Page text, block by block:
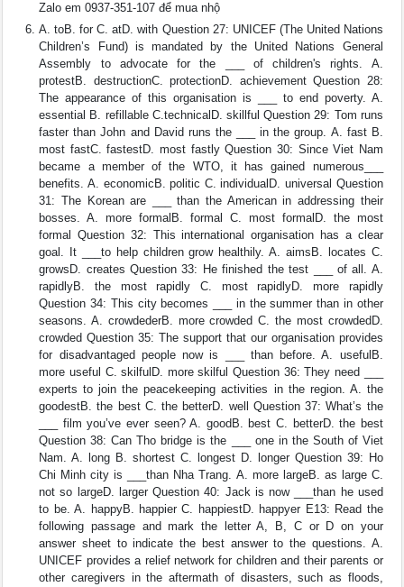
Zalo em 0937-351-107 để mua nhộ
A. toB. for C. atD. with Question 27: UNICEF (The United Nations
Children’s Fund) is mandated by the United Nations General
Assembly to advocate for the ___ of children's rights. A.
protestB. destructionC. protectionD. achievement Question 28:
The appearance of this organisation is ___ to end poverty. A.
essential B. refillable C.technicalD. skillful Question 29: Tom runs
faster than John and David runs the ___ in the group. A. fast B.
most fastC. fastestD. most fastly Question 30: Since Viet Nam
became a member of the WTO, it has gained numerous___
benefits. A. economicB. politic C. individualD. universal Question
31: The Korean are ___ than the American in addressing their
bosses. A. more formalB. formal C. most formalD. the most
formal Question 32: This international organisation has a clear
goal. It ___to help children grow healthily. A. aimsB. locates C.
growsD. creates Question 33: He finished the test ___ of all. A.
rapidlyB. the most rapidly C. most rapidlyD. more rapidly
Question 34: This city becomes ___ in the summer than in other
seasons. A. crowdederB. more crowded C. the most crowdedD.
crowded Question 35: The support that our organisation provides
for disadvantaged people now is ___ than before. A. usefulB.
more useful C. skilfulD. more skilful Question 36: They need ___
experts to join the peacekeeping activities in the region. A. the
goodestB. the best C. the betterD. well Question 37: What’s the
___ film you’ve ever seen? A. goodB. best C. betterD. the best
Question 38: Can Tho bridge is the ___ one in the South of Viet
Nam. A. long B. shortest C. longest D. longer Question 39: Ho
Chi Minh city is ___than Nha Trang. A. more largeB. as large C.
not so largeD. larger Question 40: Jack is now ___than he used
to be. A. happyB. happier C. happiestD. happyer E13: Read the
following passage and mark the letter A, B, C or D on your
answer sheet to indicate the best answer to the questions. A.
UNICEF provides a relief network for children and their parents or
other caregivers in the aftermath of disasters, such as floods,